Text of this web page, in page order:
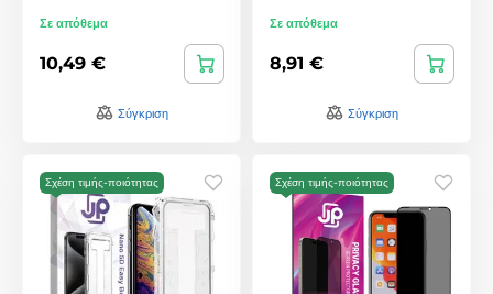
Σε απόθεμα
10,49 €
Σύγκριση
Σε απόθεμα
8,91 €
Σύγκριση
Σχέση τιμής-ποιότητας Σχέση τιμής-ποιότητας